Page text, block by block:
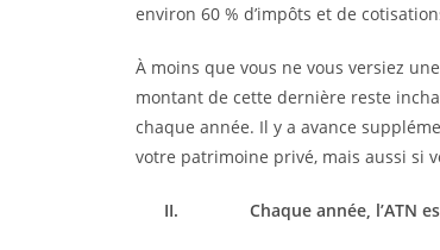
environ 60 % d’impôts et de
À moins que vous ne vous versiez
montant de cette dernière reste
chaque année. Il y a avance
votre patrimoine privé, mais aussi si
II. Chaque année, l’ATN